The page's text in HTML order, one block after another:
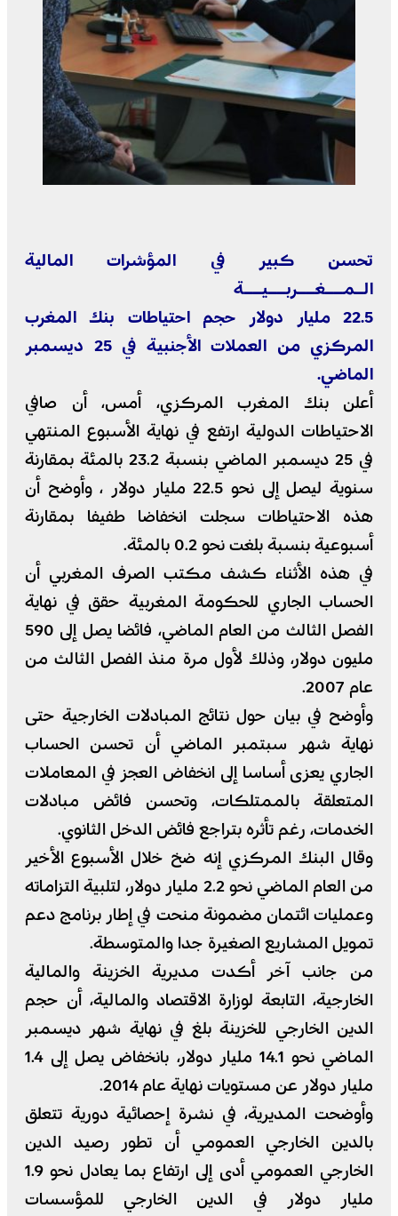
تحسن كبير في المؤشرات المالية
الـمــغــربــيــة
22.5 مليار دولار حجم احتياطات بنك المغرب
المركزي من العملات الأجنبية في 25 ديسمبر
الماضي.
أعلن بنك المغرب المركزي، أمس، أن صافي
الاحتياطات الدولية ارتفع في نهاية الأسبوع المنتهي
في 25 ديسمبر الماضي بنسبة 23.2 بالمئة بمقارنة
سنوية ليصل إلى نحو 22.5 مليار دولار ،
وأوضح أن
هذه الاحتياطات سجلت انخفاضا طفيفا بمقارنة
أسبوعية بنسبة بلغت نحو 0.2 بالمئة.
في هذه الأثناء كشف مكتب الصرف المغربي أن
الحساب الجاري للحكومة المغربية حقق في نهاية
الفصل الثالث من العام الماضي، فائضا يصل إلى 590
مليون دولار، وذلك لأول مرة منذ الفصل الثالث من
عام 2007.
وأوضح في بيان حول نتائج المبادلات الخارجية حتى
نهاية شهر سبتمبر الماضي أن تحسن الحساب
الجاري يعزى أساسا إلى انخفاض العجز في المعاملات
المتعلقة بالممتلكات، وتحسن فائض مبادلات
الخدمات، رغم تأثره بتراجع فائض الدخل الثانوي.
وقال البنك المركزي إنه ضخ خلال الأسبوع الأخير
من العام الماضي نحو 2.2 مليار دولار، لتلبية التزاماته
وعمليات ائتمان مضمونة منحت في إطار برنامج دعم
تمويل المشاريع الصغيرة جدا والمتوسطة.
من جانب آخر أكدت مديرية الخزينة والمالية
الخارجية، التابعة لوزارة الاقتصاد والمالية، أن حجم
الدين الخارجي للخزينة بلغ في نهاية شهر ديسمبر
الماضي نحو 14.1 مليار دولار، بانخفاض يصل إلى 1.4
مليار دولار عن مستويات نهاية عام 2014.
وأوضحت المديرية، في نشرة إحصائية دورية تتعلق
بالدين الخارجي العمومي أن تطور رصيد الدين
الخارجي العمومي أدى إلى ارتفاع بما يعادل نحو 1.9
مليار دولار في الدين الخارجي للمؤسسات